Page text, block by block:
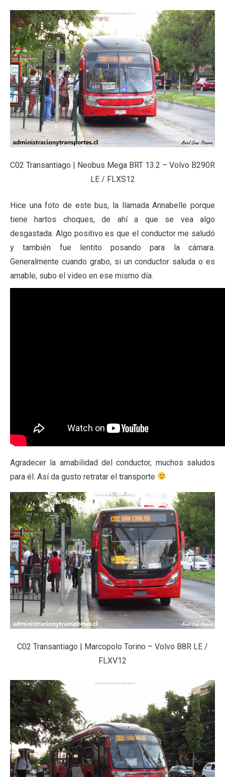
C02 Transantiago | Neobus Mega BRT 13.2 – Volvo B290R
LE / FLXS12
Hice una foto de este bus, la llamada Annabelle porque
tiene hartos choques, de ahí a que se vea algo
desgastada. Algo positivo es que el conductor me saludó
y también fue lentito posando para la cámara.
Generalmente cuando grabo, si un conductor saluda o es
amable, subo el video en ese mismo día.
Agradecer la amabilidad del conductor, muchos saludos
para él. Así da gusto retratar el transporte
C02 Transantiago | Marcopolo Torino – Volvo B8R LE /
FLXV12